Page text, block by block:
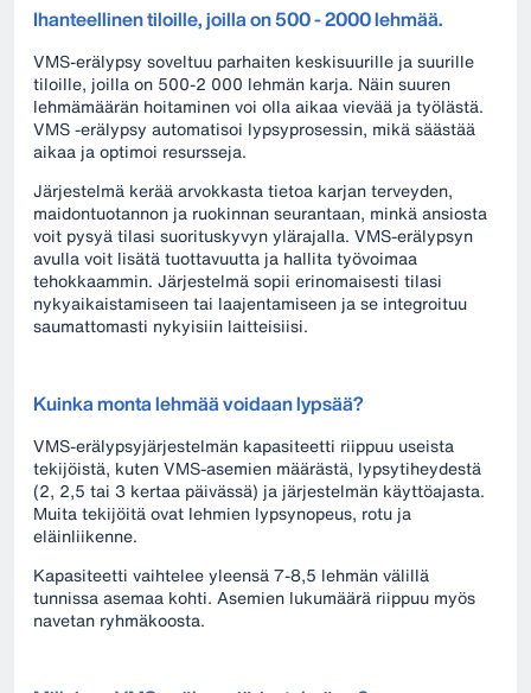
Ihanteellinen tiloille, joilla on 500 - 2000 lehmää.
VMS-erälypsy soveltuu parhaiten keskisuurille ja suurille
tiloille, joilla on 500-2 000 lehmän karja. Näin suuren
lehmämäärän hoitaminen voi olla aikaa vievää ja työlästä.
VMS -erälypsy automatisoi lypsyprosessin, mikä säästää
aikaa ja optimoi resursseja.
Järjestelmä kerää arvokkasta tietoa karjan terveyden,
maidontuotannon ja ruokinnan seurantaan, minkä ansiosta
voit pysyä tilasi suorituskyvyn ylärajalla. VMS-erälypsyn
avulla voit lisätä tuottavuutta ja hallita työvoimaa
tehokkaammin. Järjestelmä sopii erinomaisesti tilasi
nykyaikaistamiseen tai laajentamiseen ja se integroituu
saumattomasti nykyisiin laitteisiisi.
Kuinka monta lehmää voidaan lypsää?
VMS-erälypsyjärjestelmän kapasiteetti riippuu useista
tekijöistä, kuten VMS-asemien määrästä, lypsytiheydestä
(2, 2,5 tai 3 kertaa päivässä) ja järjestelmän käyttöajasta.
Muita tekijöitä ovat lehmien lypsynopeus, rotu ja
eläinliikenne.
Kapasiteetti vaihtelee yleensä 7-8,5 lehmän välillä
tunnissa asemaa kohti. Asemien lukumäärä riippuu myös
navetan ryhmäkoosta.